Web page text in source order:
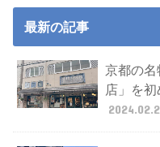
最新の記事
京都の名
店」を